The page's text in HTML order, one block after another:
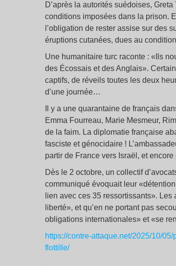
D’après la autorités suédoises,
conditions imposées dans la prison.
l’obligation de rester assise sur des
éruptions cutanées, dues au
Une humanitaire turc raconte : «Ils
des Écossais et des Anglais».
captifs, de réveils toutes les deux
d’une journée…
Il y a une quarantaine de français
Emma Fourreau, Marie Mesmeur,
de la faim. La diplomatie française
fasciste et génocidaire !
partir de France vers Israël, et encore
Dès le 2 octobre, un collectif
communiqué évoquait leur
lien avec ces 35 ressortissants».
liberté», et qu’en ne portant pas
obligations internationales» et «se
https://contre-attaque.net/2025/10/
flottille/